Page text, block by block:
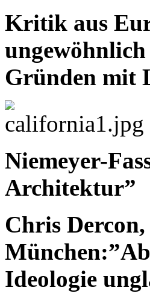
Kritik aus
Gründen mit
Niemeyer-
Architektur”
Chris
Ideologie